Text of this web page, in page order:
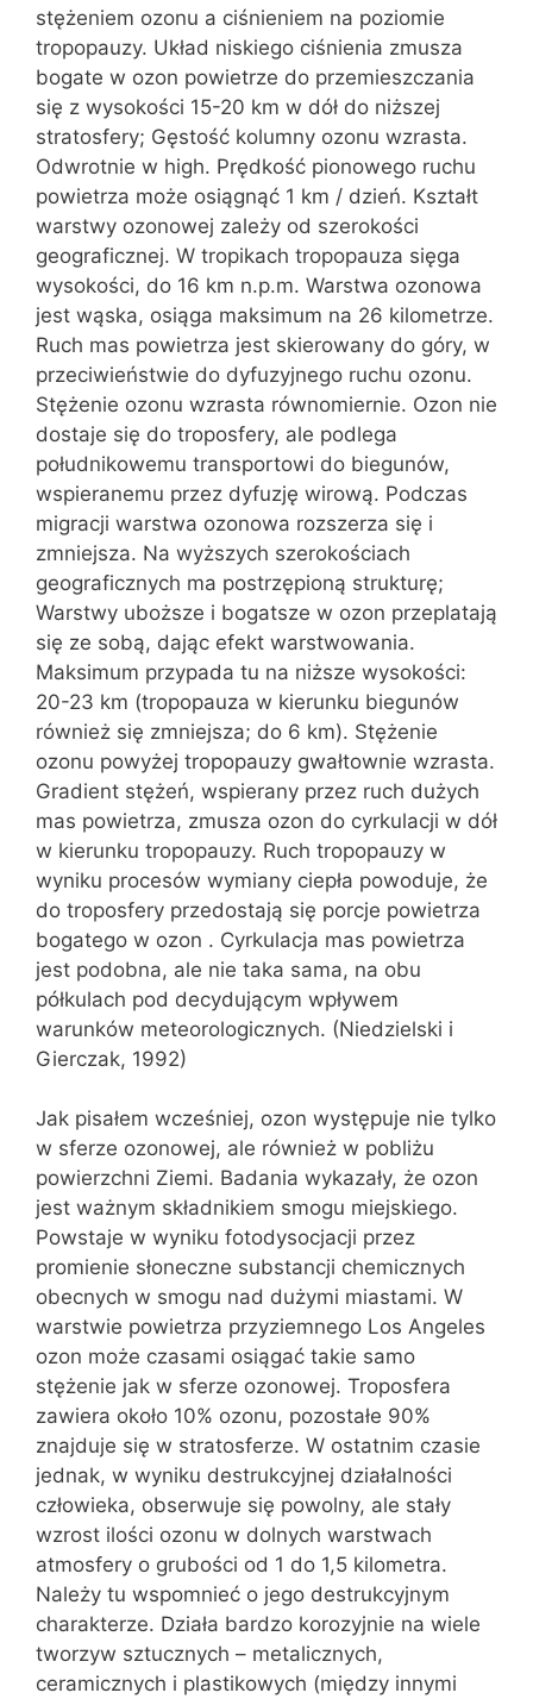
stężeniem ozonu a ciśnieniem na poziomie
tropopauzy. Układ niskiego ciśnienia zmusza
bogate w ozon powietrze do przemieszczania
się z wysokości 15-20 km w dół do niższej
stratosfery; Gęstość kolumny ozonu wzrasta.
Odwrotnie w high. Prędkość pionowego ruchu
powietrza może osiągnąć 1 km / dzień. Kształt
warstwy ozonowej zależy od szerokości
geograficznej. W tropikach tropopauza sięga
wysokości, do 16 km n.p.m. Warstwa ozonowa
jest wąska, osiąga maksimum na 26 kilometrze.
Ruch mas powietrza jest skierowany do góry, w
przeciwieństwie do dyfuzyjnego ruchu ozonu.
Stężenie ozonu wzrasta równomiernie. Ozon nie
dostaje się do troposfery, ale podlega
południkowemu transportowi do biegunów,
wspieranemu przez dyfuzję wirową. Podczas
migracji warstwa ozonowa rozszerza się i
zmniejsza. Na wyższych szerokościach
geograficznych ma postrzępioną strukturę;
Warstwy uboższe i bogatsze w ozon przeplatają
się ze sobą, dając efekt warstwowania.
Maksimum przypada tu na niższe wysokości:
20-23 km (tropopauza w kierunku biegunów
również się zmniejsza; do 6 km). Stężenie
ozonu powyżej tropopauzy gwałtownie wzrasta.
Gradient stężeń, wspierany przez ruch dużych
mas powietrza, zmusza ozon do cyrkulacji w dół
w kierunku tropopauzy. Ruch tropopauzy w
wyniku procesów wymiany ciepła powoduje, że
do troposfery przedostają się porcje powietrza
bogatego w ozon . Cyrkulacja mas powietrza
jest podobna, ale nie taka sama, na obu
półkulach pod decydującym wpływem
warunków meteorologicznych. (Niedzielski i
Gierczak, 1992)
Jak pisałem wcześniej, ozon występuje nie tylko
w sferze ozonowej, ale również w pobliżu
powierzchni Ziemi. Badania wykazały, że ozon
jest ważnym składnikiem smogu miejskiego.
Powstaje w wyniku fotodysocjacji przez
promienie słoneczne substancji chemicznych
obecnych w smogu nad dużymi miastami. W
warstwie powietrza przyziemnego Los Angeles
ozon może czasami osiągać takie samo
stężenie jak w sferze ozonowej. Troposfera
zawiera około 10% ozonu, pozostałe 90%
znajduje się w stratosferze. W ostatnim czasie
jednak, w wyniku destrukcyjnej działalności
człowieka, obserwuje się powolny, ale stały
wzrost ilości ozonu w dolnych warstwach
atmosfery o grubości od 1 do 1,5 kilometra.
Należy tu wspomnieć o jego destrukcyjnym
charakterze. Działa bardzo korozyjnie na wiele
tworzyw sztucznych – metalicznych,
ceramicznych i plastikowych (między innymi